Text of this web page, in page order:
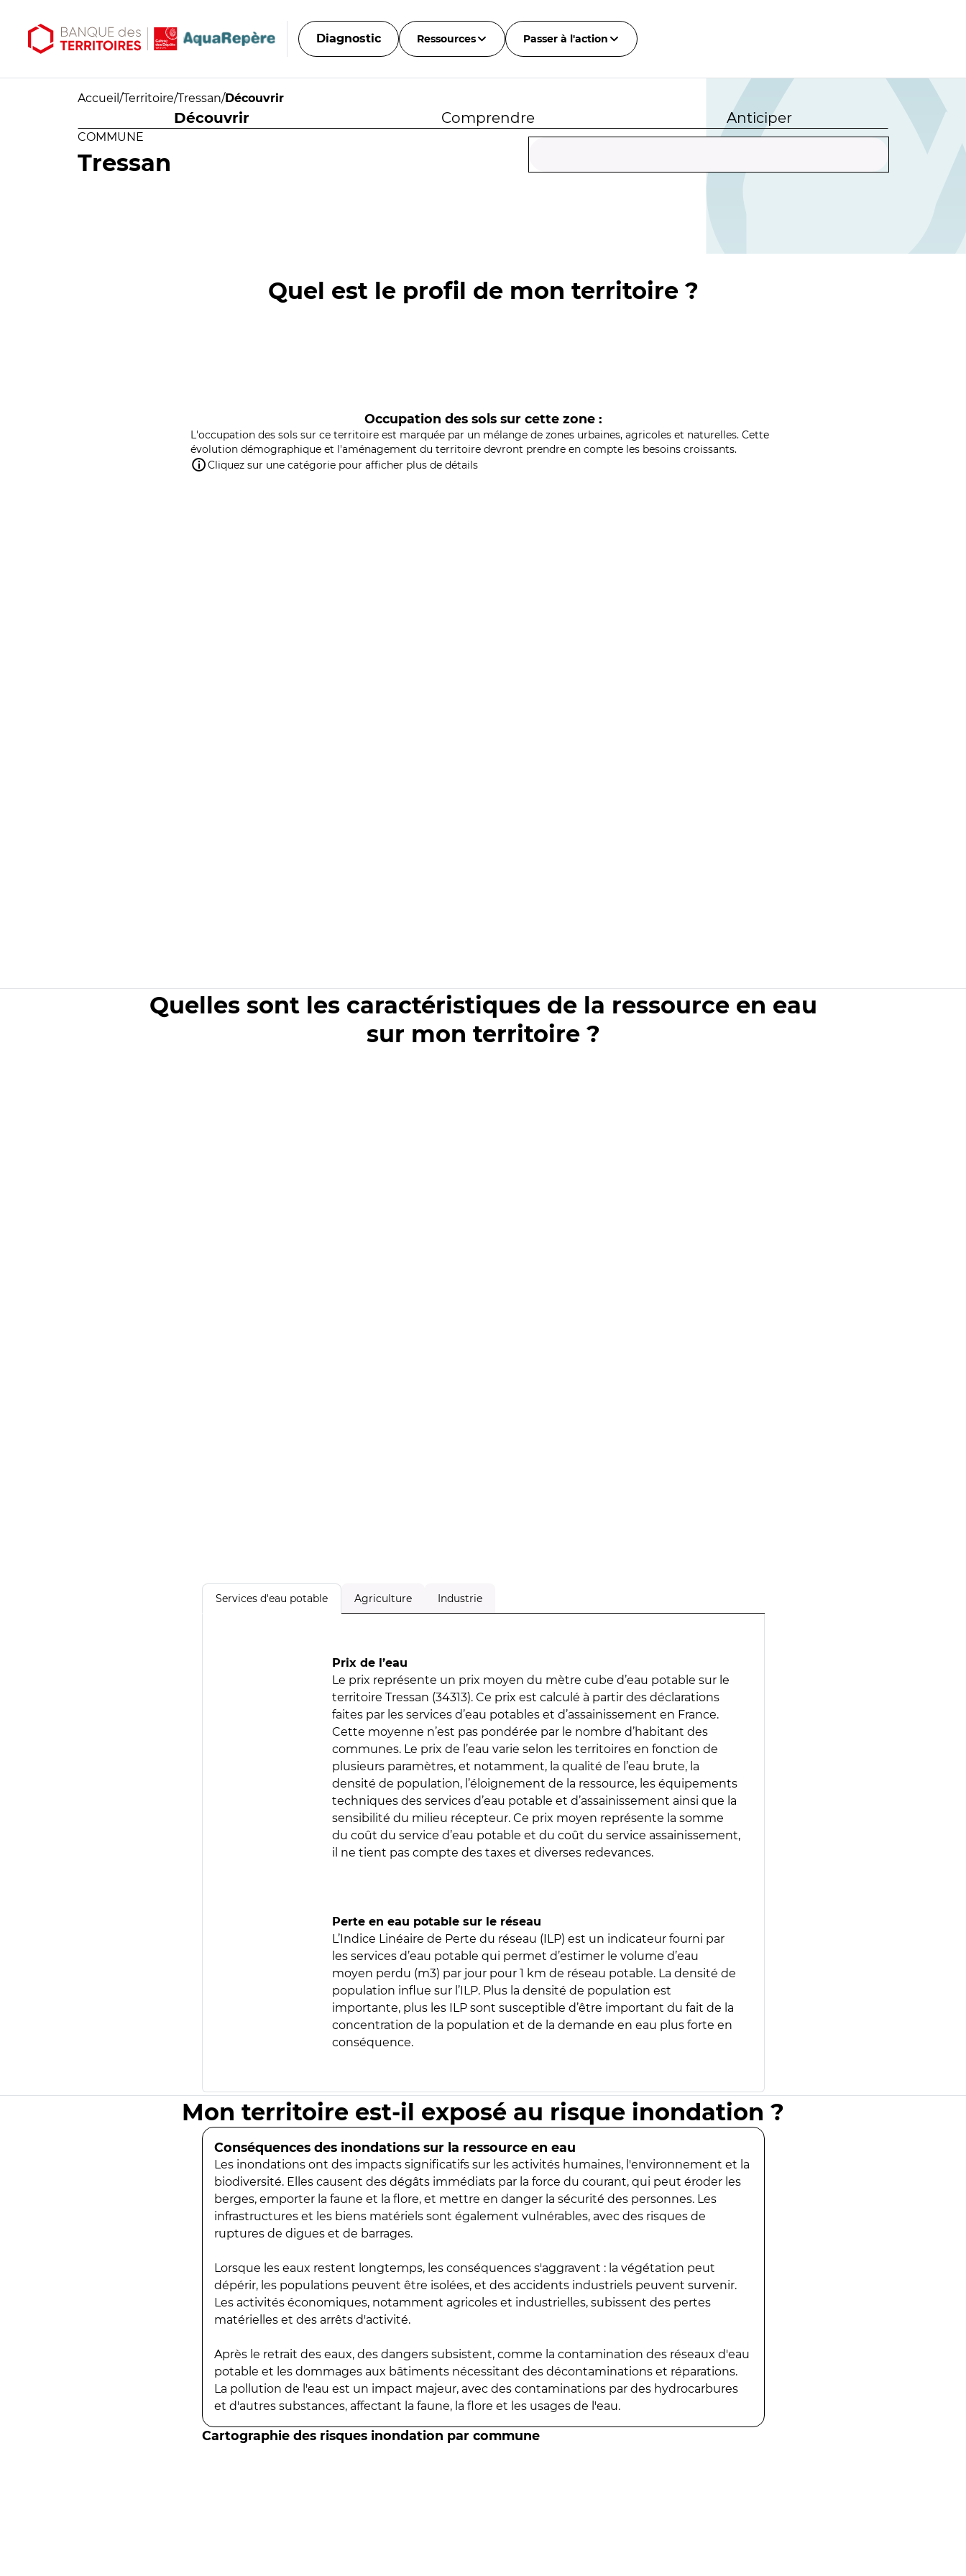
Diagnostic Ressources Passer à l'action
Accueil /Territoire/Tressan/Découvrir
Découvrir Comprendre Anticiper
COMMUNE
Tressan
Quel est le profil de mon territoire ?
Occupation des sols sur cette zone :
L'occupation des sols sur ce territoire est marquée par un mélange de zones urbaines, agricoles et naturelles. Cette
évolution démographique et l'aménagement du territoire devront prendre en compte les besoins croissants.
Cliquez sur une catégorie pour afficher plus de détails
Quelles sont les caractéristiques de la ressource en eau
sur mon territoire ?
Services d'eau potable Agriculture Industrie
Prix de l’eau
Le prix représente un prix moyen du mètre cube d’eau potable sur le
territoire Tressan (34313). Ce prix est calculé à partir des déclarations
faites par les services d’eau potables et d’assainissement en France.
Cette moyenne n’est pas pondérée par le nombre d’habitant des
communes. Le prix de l’eau varie selon les territoires en fonction de
plusieurs paramètres, et notamment, la qualité de l’eau brute, la
densité de population, l’éloignement de la ressource, les équipements
techniques des services d’eau potable et d’assainissement ainsi que la
sensibilité du milieu récepteur. Ce prix moyen représente la somme
du coût du service d’eau potable et du coût du service assainissement,
il ne tient pas compte des taxes et diverses redevances.
Perte en eau potable sur le réseau
L’Indice Linéaire de Perte du réseau (ILP) est un indicateur fourni par
les services d’eau potable qui permet d’estimer le volume d’eau
moyen perdu (m3) par jour pour 1 km de réseau potable. La densité de
population influe sur l’ILP. Plus la densité de population est
importante, plus les ILP sont susceptible d’être important du fait de la
concentration de la population et de la demande en eau plus forte en
conséquence.
Mon territoire est-il exposé au risque inondation ?
Conséquences des inondations sur la ressource en eau
Les inondations ont des impacts significatifs sur les activités humaines, l'environnement et la
biodiversité. Elles causent des dégâts immédiats par la force du courant, qui peut éroder les
berges, emporter la faune et la flore, et mettre en danger la sécurité des personnes. Les
infrastructures et les biens matériels sont également vulnérables, avec des risques de
ruptures de digues et de barrages.
Lorsque les eaux restent longtemps, les conséquences s'aggravent : la végétation peut
dépérir, les populations peuvent être isolées, et des accidents industriels peuvent survenir.
Les activités économiques, notamment agricoles et industrielles, subissent des pertes
matérielles et des arrêts d'activité.
Après le retrait des eaux, des dangers subsistent, comme la contamination des réseaux d'eau
potable et les dommages aux bâtiments nécessitant des décontaminations et réparations.
La pollution de l'eau est un impact majeur, avec des contaminations par des hydrocarbures
et d'autres substances, affectant la faune, la flore et les usages de l'eau.
Cartographie des risques inondation par commune